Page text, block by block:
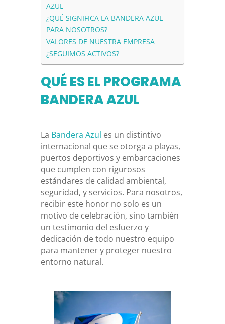
AZUL
¿QUÉ SIGNIFICA LA BANDERA AZUL
PARA NOSOTROS?
VALORES DE NUESTRA EMPRESA
¿SEGUIMOS ACTIVOS?
QUÉ ES EL PROGRAMA
BANDERA AZUL
La Bandera Azul es un distintivo
internacional que se otorga a playas,
puertos deportivos y embarcaciones
que cumplen con rigurosos
estándares de calidad ambiental,
seguridad, y servicios. Para nosotros,
recibir este honor no solo es un
motivo de celebración, sino también
un testimonio del esfuerzo y
dedicación de todo nuestro equipo
para mantener y proteger nuestro
entorno natural.